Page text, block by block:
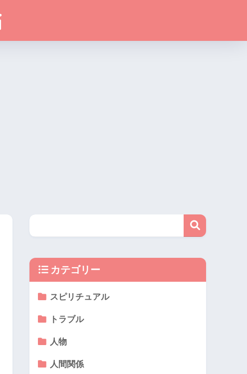
カテゴリー
スピリチュアル
トラブル
人物
人間関係